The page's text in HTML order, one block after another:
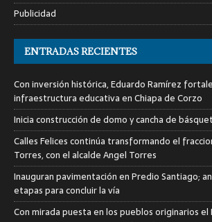
Publicidad
ENTRADAS RECIENTES
Con inversión histórica, Eduardo Ramírez
infraestructura educativa en Chiapa de Corzo
Inicia construcción de domo y cancha de
Calles Felices continúa transformando el
Torres, con el alcalde Angel Torres
Inauguran pavimentación en Predio Santiago;
etapas para concluir la vía
Con mirada puesta en los pueblos originarios